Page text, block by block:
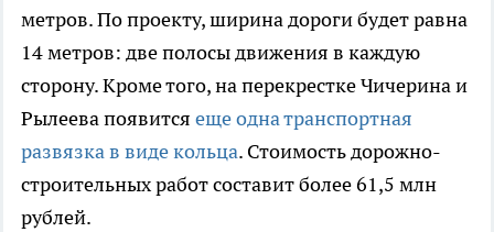
метров. По проекту, ширина дороги будет равна
14 метров: две полосы движения в каждую
сторону. Кроме того, на перекрестке Чичерина и
Рылеева появится еще одна транспортная
развязка в виде кольца. Стоимость дорожно-
строительных работ составит более 61,5 млн
рублей.